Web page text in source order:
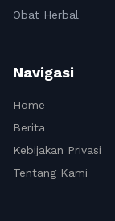
Obat Herbal
Navigasi
Home
Berita
Kebijakan Privasi
Tentang Kami